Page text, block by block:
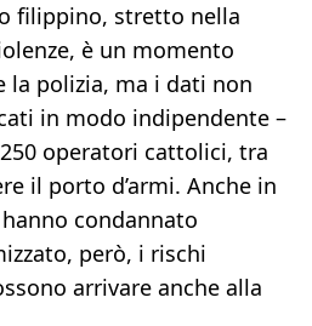
filippino, stretto nella
è un momento
la polizia, ma i dati non
in modo indipendente –
operatori cattolici, tra
il porto d’armi. Anche in
condannato
però, i rischi
arrivare anche alla